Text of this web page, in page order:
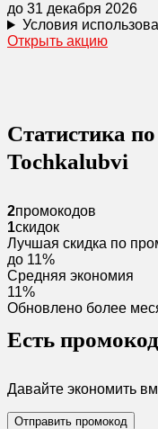
до 31 декабря 2026
Условия
Открыть акцию
Статистика
Tochkalubvi
2промокодов
1скидок
Лучшая скидка по
до 11%
Средняя экономия
11%
Обновлено более
Есть
Давайте экономить
Отправить промокод